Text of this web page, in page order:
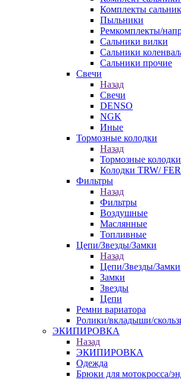
Комплекты
Пыльники
Ремкомплекты/
Сальники вилки
Сальники
Сальники прочие
Свечи
Назад
Свечи
DENSO
NGK
Иные
Тормозные колодки
Назад
Тормозные колодки
Колодки TRW/
Фильтры
Назад
Фильтры
Воздушные
Маслянные
Топливные
Цепи/Звезды/Замки
Назад
Цепи/Звезды/Замки
Замки
Звезды
Цепи
Ремни вариатора
Ролики/вкладыши/
ЭКИПИРОВКА
Назад
ЭКИПИРОВКА
Одежда
Брюки для мотокросса/